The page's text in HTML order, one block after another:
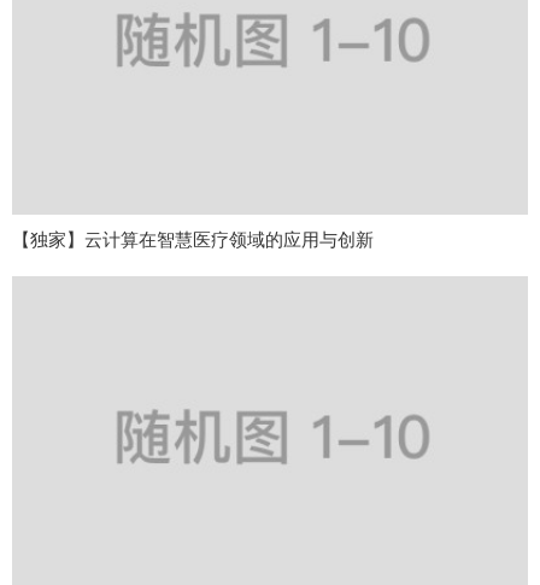
【独家】云计算在智慧医疗领域的应用与创新